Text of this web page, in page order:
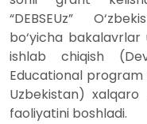
“DEBSEUz”
bo‘yicha
ishlab chiqish
Educational
Uzbekistan) xalqaro
faoliyatini boshladi.